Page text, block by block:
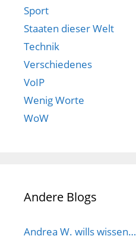
Sport
Staaten dieser Welt
Technik
Verschiedenes
VoIP
Wenig Worte
WoW
Andere Blogs
Andrea W. wills wissen…